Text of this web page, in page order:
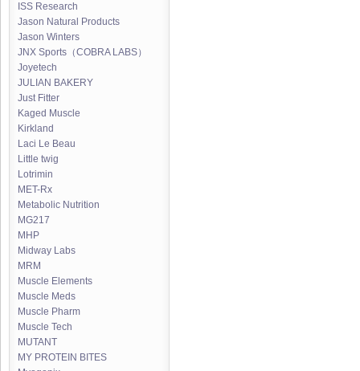
ISS Research
Jason Natural Products
Jason Winters
JNX Sports（COBRA LABS）
Joyetech
JULIAN BAKERY
Just Fitter
Kaged Muscle
Kirkland
Laci Le Beau
Little twig
Lotrimin
MET-Rx
Metabolic Nutrition
MG217
MHP
Midway Labs
MRM
Muscle Elements
Muscle Meds
Muscle Pharm
Muscle Tech
MUTANT
MY PROTEIN BITES